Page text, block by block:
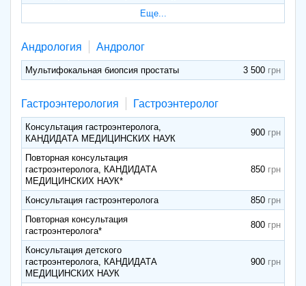
Еще...
Андрология Андролог
Мультифокальная биопсия простаты 3 500
Гастроэнтерология Гастроэнтеролог
Консультация гастроэнтеролога,
КАНДИДАТА МЕДИЦИНСКИХ НАУК
900
Повторная консультация
гастроэнтеролога, КАНДИДАТА
МЕДИЦИНСКИХ НАУК*
850
Консультация гастроэнтеролога
850
Повторная консультация
гастроэнтеролога*
800
Консультация детского
гастроэнтеролога, КАНДИДАТА
МЕДИЦИНСКИХ НАУК
900